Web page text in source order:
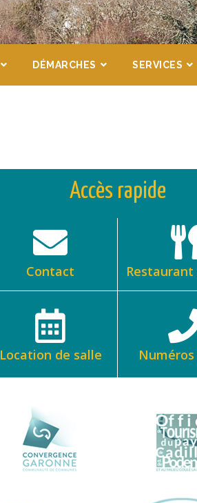
DÉMARCHES SERVICES
Accès rapide
Contact
Location de salle